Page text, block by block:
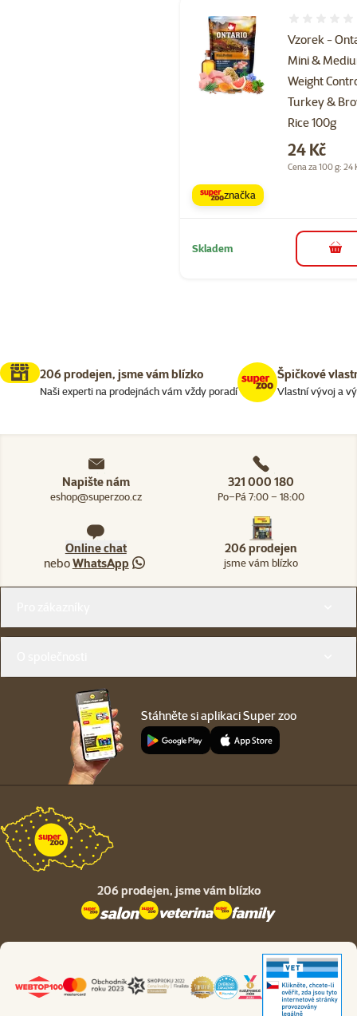
Vzorek -
Mini &
Weight
Turkey &
Rice 100g
Cena
24 Kč
Cena za 100 g: 24
značka
Skladem do
206 prodejen, jsme vám blízko
Naši experti na prodejnách vám vždy poradí
Špičkové
Vlastní vývoj a
Napište nám
eshop@superzoo.cz
321 000 180
Po–Pá 7:00 – 18:00
Online chat
neboWhatsApp
206 prodejen
jsme vám blízko
Stáhněte si aplikaci Super zoo
206 prodejen, jsme vám blízko